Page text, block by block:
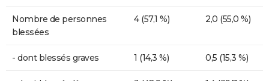
Nombre de personnes
blessées
4 (57,1 %) 2,0 (55,0 %)
- dont blessés graves 1 (14,3 %) 0,5 (15,3 %)